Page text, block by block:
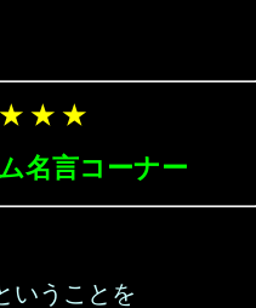
★ ★
名言コーナー
いうことを